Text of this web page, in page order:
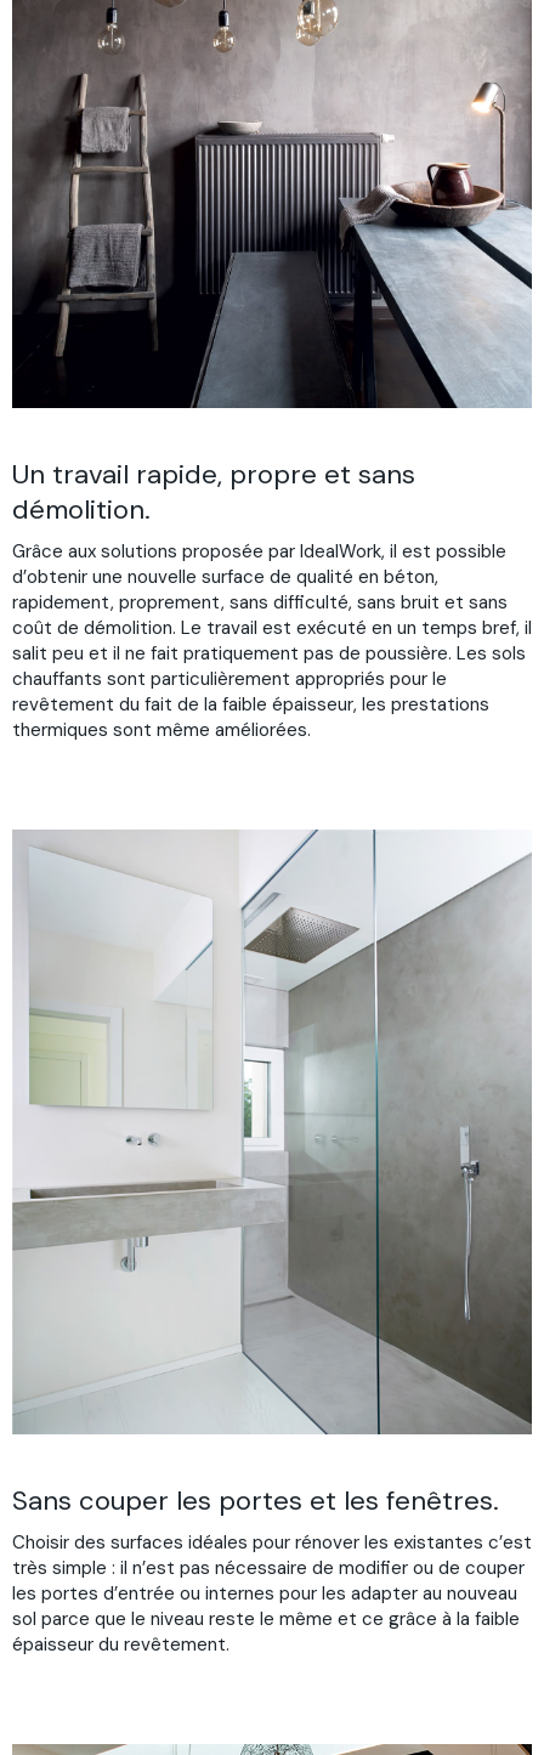
Un travail rapide, propre et sans
démolition.
Grâce aux solutions proposée par IdealWork, il est possible
d’obtenir une nouvelle surface de qualité en béton,
rapidement, proprement, sans difficulté, sans bruit et sans
coût de démolition. Le travail est exécuté en un temps bref, il
salit peu et il ne fait pratiquement pas de poussière. Les sols
chauffants sont particulièrement appropriés pour le
revêtement du fait de la faible épaisseur, les prestations
thermiques sont même améliorées.
Sans couper les portes et les fenêtres.
Choisir des surfaces idéales pour rénover les existantes c’est
très simple : il n’est pas nécessaire de modifier ou de couper
les portes d’entrée ou internes pour les adapter au nouveau
sol parce que le niveau reste le même et ce grâce à la faible
épaisseur du revêtement.